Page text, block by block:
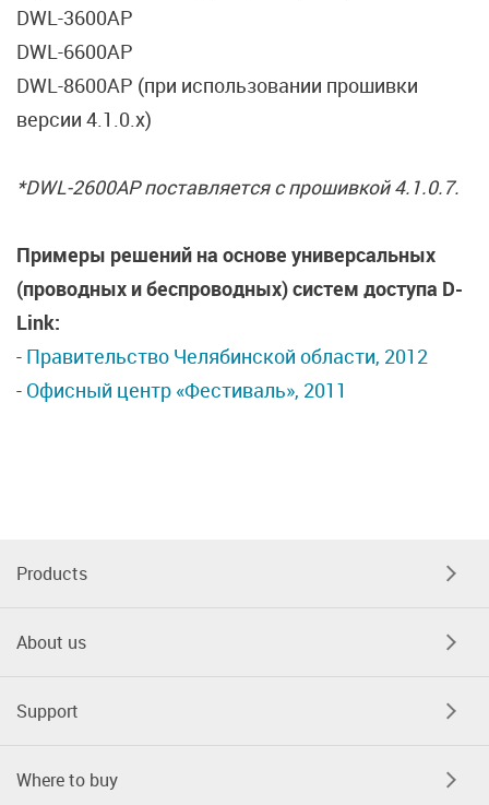
DWL-3600AP
DWL-6600AP
DWL-8600AP (при использовании прошивки
версии 4.1.0.x)
*DWL-2600AP поставляется с прошивкой 4.1.0.7.
Примеры решений на основе универсальных
(проводных и беспроводных) систем доступа D-
Link:
- Правительство Челябинской области, 2012
- Офисный центр «Фестиваль», 2011
Products
About us
Support
Where to buy